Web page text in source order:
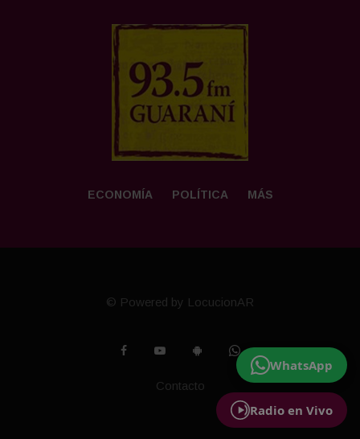
Radio en Vivo
WhatsApp
ECONOMÍA POLÍTICA MÁS
© Powered by LocucionAR
Contacto